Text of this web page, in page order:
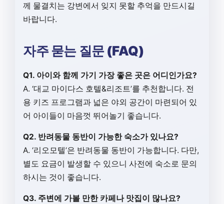
께 물결치는 강변에서 잊지 못할 추억을 만드시길
바랍니다.
자주 묻는 질문 (FAQ)
Q1. 아이와 함께 가기 가장 좋은 곳은 어디인가요?
A. ‘대교 마이다스 호텔&리조트’를 추천합니다. 전
용 키즈 프로그램과 넓은 야외 공간이 마련되어 있
어 아이들이 마음껏 뛰어놀기 좋습니다.
Q2. 반려동물 동반이 가능한 숙소가 있나요?
A. ‘리오모텔’은 반려동물 동반이 가능합니다. 다만,
별도 요금이 발생할 수 있으니 사전에 숙소로 문의
하시는 것이 좋습니다.
Q3. 주변에 가볼 만한 카페나 맛집이 많나요?